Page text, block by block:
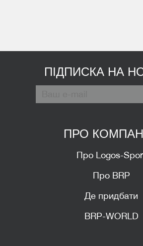
ПІДПИСКА НА
ПРО
Про Logos-
Про BRP
Де придбати
BRP-WORLD